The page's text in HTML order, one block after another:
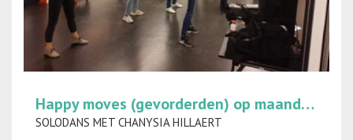
Happy moves (gevorderden) op maandag
SOLODANS MET CHANYSIA HILLAERT